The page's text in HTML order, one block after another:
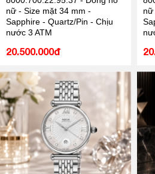
nữ - Size mặt 34 mm -
Sapphire - Quartz/Pin - Chịu
nước 3 ATM
20.500.000đ
nữ